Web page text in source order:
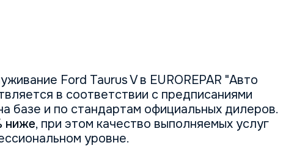
Ford Taurus V в EUROREPAR "Авто
в соответствии с предписаниями
базе и по стандартам официальных дилеров.
ниже, при этом качество выполняемых услуг
уровне.